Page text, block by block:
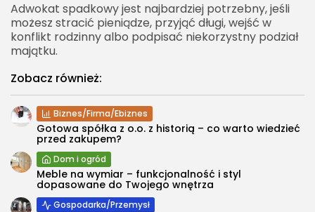
Adwokat spadkowy jest najbardziej potrzebny, jeśli
możesz stracić pieniądze, przyjąć długi, wejść w
konflikt rodzinny albo podpisać niekorzystny podział
majątku.
Zobacz również:
Biznes/Firma/Ebiznes
Gotowa spółka z o.o. z historią – co warto wiedzieć
przed zakupem?
Dom i ogród
Meble na wymiar – funkcjonalność i styl
dopasowane do Twojego wnętrza
Gospodarka/Przemysł